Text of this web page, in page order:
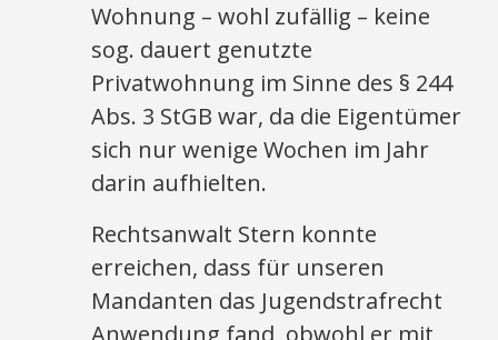
Wohnung – wohl zufällig – keine
sog. dauert genutzte
Privatwohnung im Sinne des § 244
Abs. 3 StGB war, da die Eigentümer
sich nur wenige Wochen im Jahr
darin aufhielten.
Rechtsanwalt Stern konnte
erreichen, dass für unseren
Mandanten das Jugendstrafrecht
Anwendung fand, obwohl er mit